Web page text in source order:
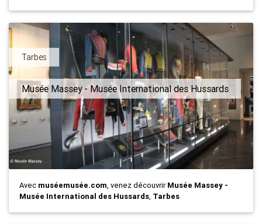
Tarbes
Musée Massey - Musée International des Hussards
Avec muséemusée.com, venez découvrirMusée Massey -
Musée International des Hussards, Tarbes